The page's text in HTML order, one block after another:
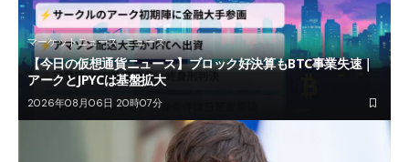
マーケットニュース ニュース
【今日の仮想通貨ニュース】ブロック好決算もBTC事業失速｜
アークとJPYCは基盤拡大
2026年08月06日 20時07分